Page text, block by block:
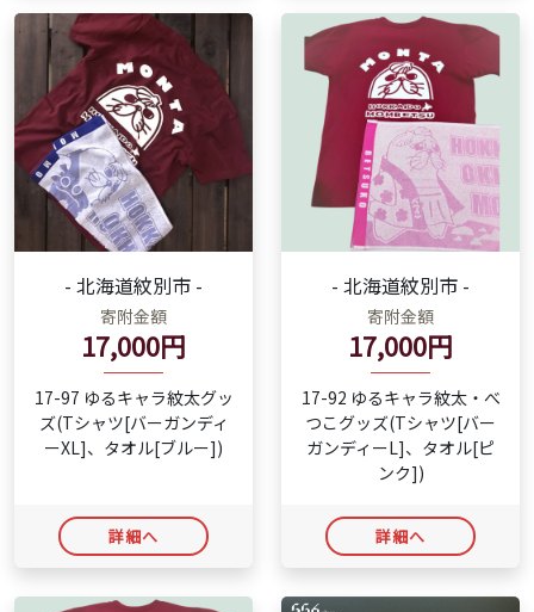
- 北海道紋別市 -
寄附金額
17,000円
17-97 ゆるキャラ紋太グッ
ズ(Tシャツ[バーガンディ
ーXL]、タオル[ブルー])
詳細へ
- 北海道紋別市 -
寄附金額
17,000円
17-92 ゆるキャラ紋太・べ
つこグッズ(Tシャツ[バー
ガンディーL]、タオル[ピ
ンク])
詳細へ